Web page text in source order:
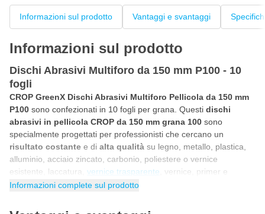
Informazioni sul prodotto Vantaggi e svantaggi
Informazioni sul prodotto
Dischi Abrasivi Multiforo da 150 mm P100 - 10
fogli
CROP GreenX Dischi Abrasivi Multiforo Pellicola da 150 mm
P100 sono confezionati in 10 fogli per grana. Questi dischi
abrasivi in pellicola CROP da 150 mm grana 100 sono
specialmente progettati per professionisti che cercano un
risultato costante e di alta qualità su legno, metallo, plastica,
alluminio, acciaio zincato, carbonio, poliestere o vernice
esistente, laccatura, vernice trasparente , vernice, primer e
stucco. Questidischi abrasivi professionali in pellicola sono
eccentriche con pad in velcro. Grazie alla combinazione delle
Informazioni complete sul prodotto